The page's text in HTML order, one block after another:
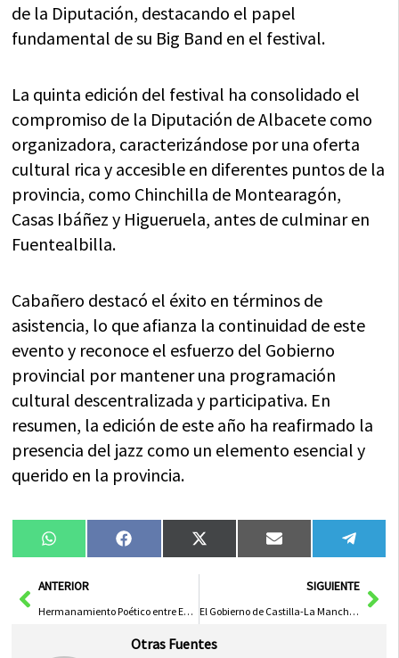
de la Diputación, destacando el papel
fundamental de su Big Band en el festival.
La quinta edición del festival ha consolidado el
compromiso de la Diputación de Albacete como
organizadora, caracterizándose por una oferta
cultural rica y accesible en diferentes puntos de la
provincia, como Chinchilla de Montearagón,
Casas Ibáñez y Higueruela, antes de culminar en
Fuentealbilla.
Cabañero destacó el éxito en términos de
asistencia, lo que afianza la continuidad de este
evento y reconoce el esfuerzo del Gobierno
provincial por mantener una programación
cultural descentralizada y participativa. En
resumen, la edición de este año ha reafirmado la
presencia del jazz como un elemento esencial y
querido en la provincia.
Compartir
en
WhatsAppCompartir
en
FacebookCompartir
en
X
(Twitter)
Compartir
en
Email
en
AntANTERIOR
Hermanamiento Poético entre Euskadi y Castilla-La Mancha en Aldea del Rey Apoyado por el Gobierno Regional
SIGUIENTE
El Gobierno de Castilla-La Mancha y el Alcalde de Fuente el Fresno Impulsan Proyectos de Interés para el Municipio
Otras Fuentes